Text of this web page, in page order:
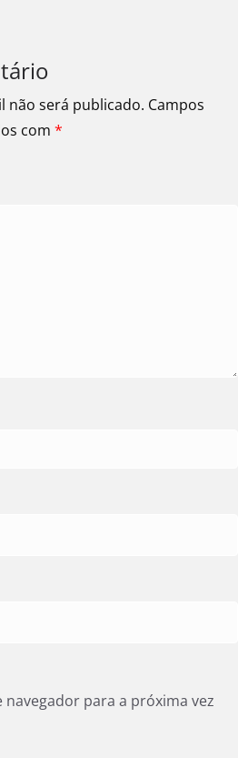
não será publicado. Campos
com *
navegador para a próxima vez